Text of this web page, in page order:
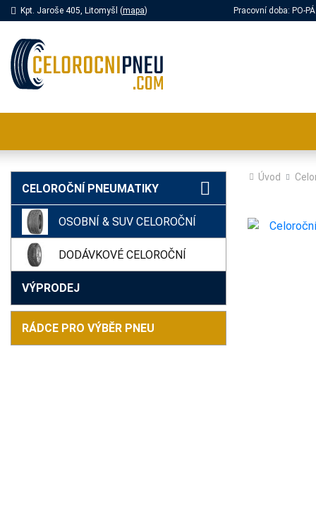
Kpt. Jaroše 405, Litomyšl (mapa) Pracovní doba: PO-
CELOROČNÍ PNEUMATIKY
OSOBNÍ & SUV CELOROČNÍ
DODÁVKOVÉ CELOROČNÍ
VÝPRODEJ
RÁDCE PRO VÝBĚR PNEU
Úvod